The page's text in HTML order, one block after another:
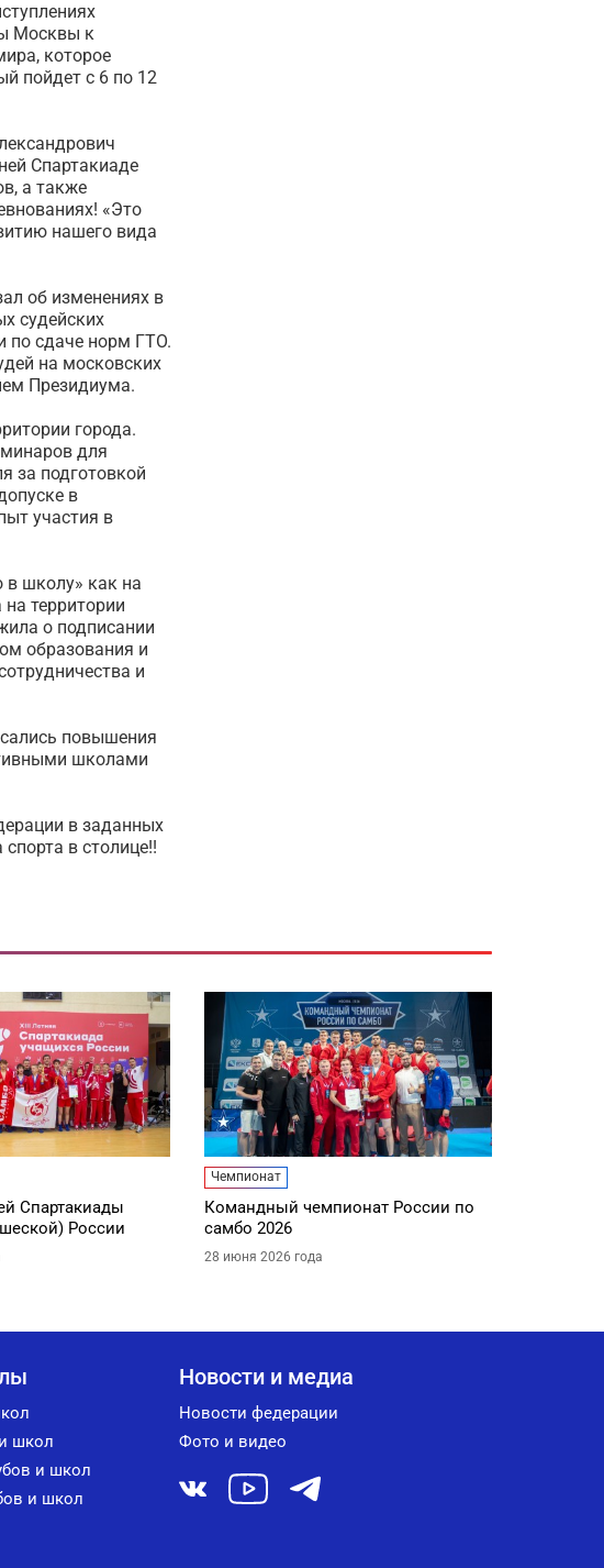
Москвы к
которое
пойдет с 6 по 12
Спартакиаде
а также
«Это
нашего вида
об изменениях в
судейских
по сдаче норм ГТО.
на московских
Президиума.
города.
для
за подготовкой
в
участия в
в школу» как на
территории
о подписании
образования и
и
повышения
школами
в заданных
в столице!!
Спартакиады
России
Чемпионат
Командный чемпионат России по
самбо 2026
28 июня 2026 года
школ
и школ
и школ
Новости и медиа
Новости федерации
Фото и видео